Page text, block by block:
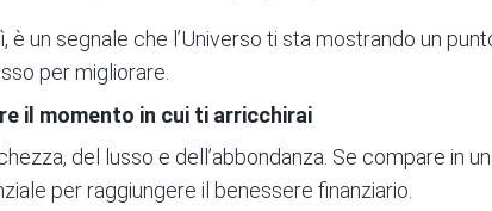
è un segnale che l’Universo ti sta mostrando un
per migliorare.
il momento in cui ti arricchirai
del lusso e dell’abbondanza. Se compare in
per raggiungere il benessere finanziario.